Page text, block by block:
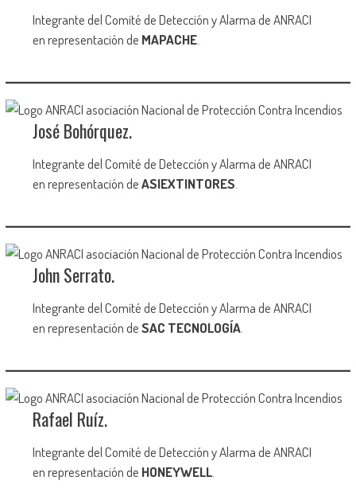
Integrante del Comité de Detección y Alarma de ANRACI
en representación de MAPACHE
José Bohórquez.
Integrante del Comité de Detección y Alarma de ANRACI
en representación deASIEXTINTORES
John Serrato.
Integrante del Comité de Detección y Alarma de ANRACI
en representación deSAC TECNOLOGÍA
Rafael Ruíz.
Integrante del Comité de Detección y Alarma de ANRACI
en representación de HONEYWELL